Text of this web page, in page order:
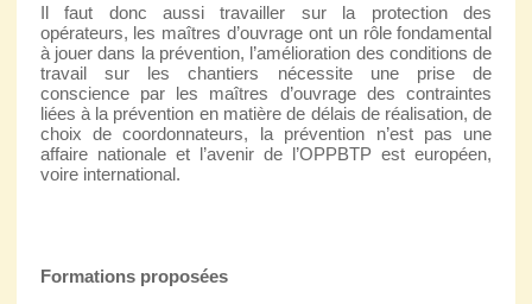
Il faut donc aussi travailler sur la protection des
opérateurs, les maîtres d’ouvrage ont un rôle fondamental
à jouer dans la prévention, l’amélioration des conditions de
travail sur les chantiers nécessite une prise de
conscience par les maîtres d’ouvrage des contraintes
liées à la prévention en matière de délais de réalisation, de
choix de coordonnateurs, la prévention n’est pas une
affaire nationale et l’avenir de l’OPPBTP est européen,
voire international.
Formations proposées